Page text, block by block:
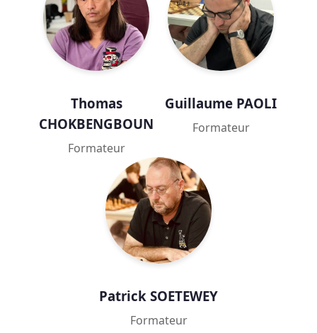
Thomas
CHOKBENGBOUN
Formateur
Guillaume PAOLI
Formateur
Patrick SOETEWEY
Formateur